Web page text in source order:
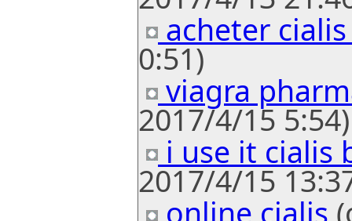
acheter
0:51)
viagra
2017/4/15 5:54)
i use it cialis
2017/4/15
online cialis